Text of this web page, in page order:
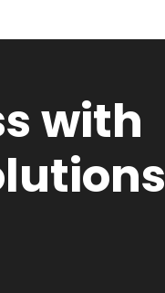
with